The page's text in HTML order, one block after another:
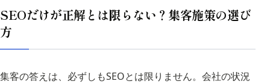
SEOだけが正解とは限らない？集客施策の選び
方
集客の答えは、必ずしもSEOとは限りません。会社の状況